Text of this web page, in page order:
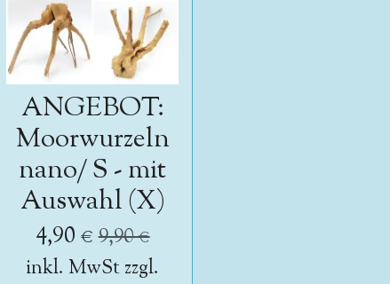
ANGEBOT:
Moorwurzeln
nano/ S - mit
Auswahl (X)
4,90 € 9,90 €
inkl. MwSt zzgl.